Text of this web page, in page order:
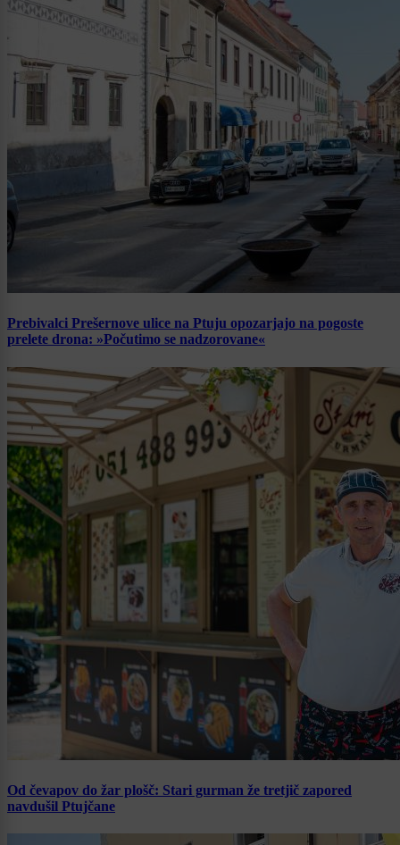
Prebivalci Prešernove ulice na Ptuju opozarjajo na pogoste
prelete drona: »Počutimo se nadzorovane«
Od čevapov do žar plošč: Stari gurman že tretjič zapored
navdušil Ptujčane